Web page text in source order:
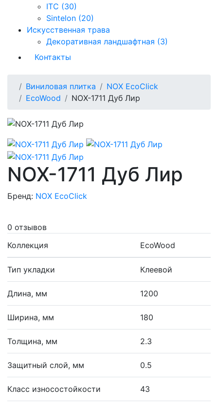
ITC (30)
Sintelon (20)
Искусственная трава
Декоративная ландшафтная (3)
Контакты
Виниловая плитка
NOX EcoClick
EcoWood
NOX-1711 Дуб Лир
NOX-1711 Дуб Лир
Бренд: NOX EcoClick
0 отзывов
Коллекция
EcoWood
Тип укладки Клеевой
Длина, мм 1200
Ширина, мм 180
Толщина, мм 2.3
Защитный слой, мм 0.5
Класс износостойкости 43